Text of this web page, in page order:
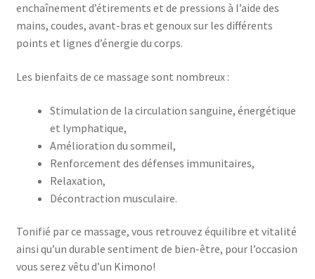
enchaînement d’étirements et de pressions à l’aide des
mains, coudes, avant-bras et genoux sur les différents
points et lignes d’énergie du corps.
Les bienfaits de ce massage sont nombreux :
Stimulation de la circulation sanguine, énergétique
et lymphatique,
Amélioration du sommeil,
Renforcement des défenses immunitaires,
Relaxation,
Décontraction musculaire.
Tonifié par ce massage, vous retrouvez équilibre et vitalité
ainsi qu’un durable sentiment de bien-être, pour l’occasion
vous serez vêtu d’un Kimono!